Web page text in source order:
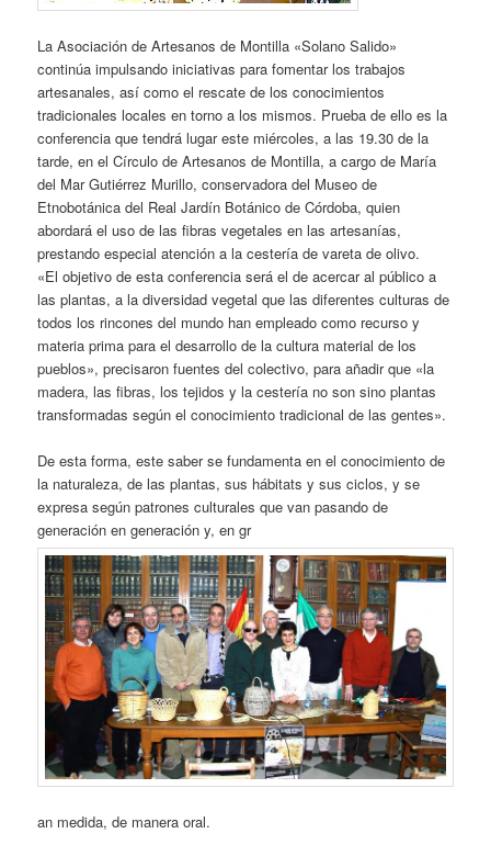
La Asociación de Artesanos de Montilla «Solano Salido»
continúa impulsando iniciativas para fomentar los trabajos
artesanales, así como el rescate de los conocimientos
tradicionales locales en torno a los mismos. Prueba de ello es la
conferencia que tendrá lugar este miércoles, a las 19.30 de la
tarde, en el Círculo de Artesanos de Montilla, a cargo de María
del Mar Gutiérrez Murillo, conservadora del Museo de
Etnobotánica del Real Jardín Botánico de Córdoba, quien
abordará el uso de las fibras vegetales en las artesanías,
prestando especial atención a la cestería de vareta de olivo.
«El objetivo de esta conferencia será el de acercar al público a
las plantas, a la diversidad vegetal que las diferentes culturas de
todos los rincones del mundo han empleado como recurso y
materia prima para el desarrollo de la cultura material de los
pueblos», precisaron fuentes del colectivo, para añadir que «la
madera, las fibras, los tejidos y la cestería no son sino plantas
transformadas según el conocimiento tradicional de las gentes».
De esta forma, este saber se fundamenta en el conocimiento de
la naturaleza, de las plantas, sus hábitats y sus ciclos, y se
expresa según patrones culturales que van pasando de
generación en generación y, en gr
an medida, de manera oral.